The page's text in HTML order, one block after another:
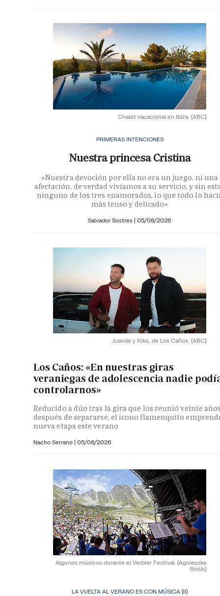
Chalet vacacional en Ibiza. (ABC)
PRIMERAS INTENCIONES
Nuestra princesa Cristina
«Nuestra devoción por ella no era un juego, ni una
afectación, de verdad vivíamos a su servicio, y sin
ninguno de los tres enamorados, lo que todo lo
más tenso y delicado»
Salvador Sostres | 05/08/2026
Juande y Kiko, de Los Caños. (ABC)
Los Caños: «En nuestras giras
veraniegas de adolescencia nadie
controlarnos»
Reducido a dúo tras la gira que los reunió veinte
después de separarse, el icono flamenquito
nueva etapa este verano
Nacho Serrano | 05/08/2026
Algunos músicos durante el Verbier Festival. (Agnieszka
Biolik)
LA VUELTA AL VERANO ES CON MÚSICA (II)